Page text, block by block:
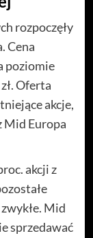
rozpoczęły
Cena
poziomie
Oferta
akcje,
Mid Europa
akcji z
Mid
sprzedawać